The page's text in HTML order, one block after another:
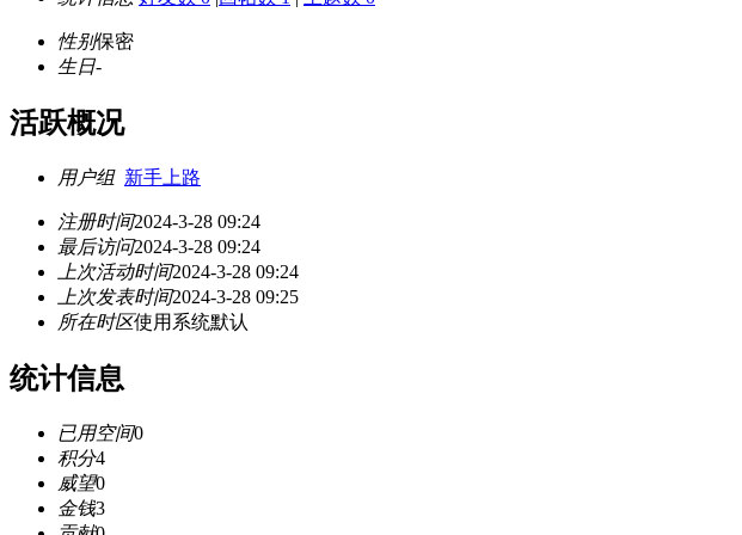
性别保密
生日-
活跃概况
用户组 新手上路
注册时间2024-3-28 09:24
最后访问2024-3-28 09:24
上次活动时间2024-3-28 09:24
上次发表时间2024-3-28 09:25
所在时区使用系统默认
统计信息
已用空间0
积分4
威望0
金钱3